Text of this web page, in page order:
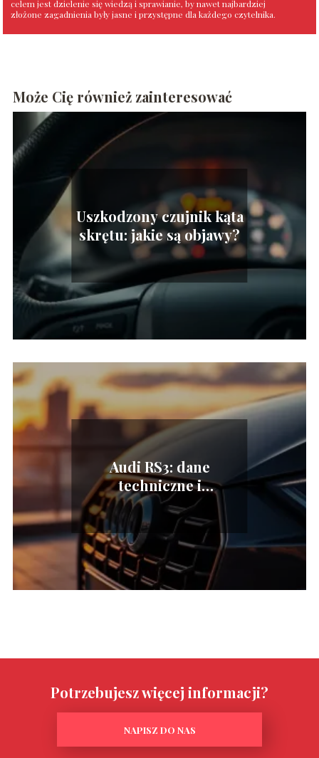
celem jest dzielenie się wiedzą i sprawianie, by nawet najbardziej
złożone zagadnienia były jasne i przystępne dla każdego czytelnika.
Może Cię również zainteresować
Uszkodzony czujnik kąta
skrętu: jakie są objawy?
Audi RS3: dane
techniczne i
charakterystyka pojazdu
Potrzebujesz więcej informacji?
NAPISZ DO NAS